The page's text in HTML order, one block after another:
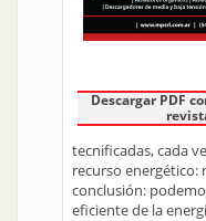
Descargar PDF
tecnificadas, cada
recurso energético:
conclusión:
eficiente de la